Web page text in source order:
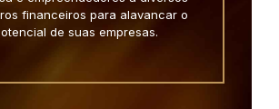
financeiros para alavancar o
de suas empresas.